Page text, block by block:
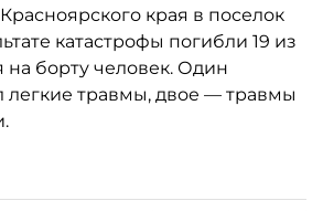
края в поселок
катастрофы погибли 19 из
на борту человек. Один
легкие травмы, двое — травмы